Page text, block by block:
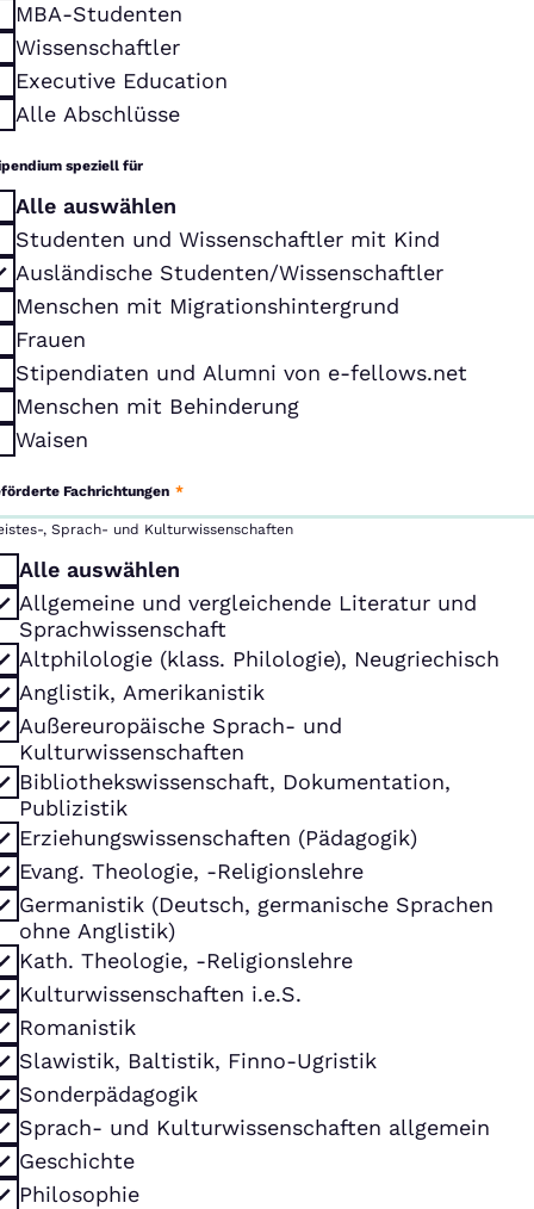
MBA-Studenten
Wissenschaftler
Executive Education
Alle Abschlüsse
speziell für
Alle auswählen
Studenten und Wissenschaftler mit Kind
Ausländische Studenten/Wissenschaftler
Menschen mit Migrationshintergrund
Frauen
Stipendiaten und Alumni von e-fellows.net
Menschen mit Behinderung
Waisen
Fachrichtungen *
, Sprach- und Kulturwissenschaften
Alle auswählen
Allgemeine und vergleichende Literatur und
Sprachwissenschaft
Altphilologie (klass. Philologie), Neugriechisch
Anglistik, Amerikanistik
Außereuropäische Sprach- und
Kulturwissenschaften
Bibliothekswissenschaft, Dokumentation,
Publizistik
Erziehungswissenschaften (Pädagogik)
Evang. Theologie, -Religionslehre
Germanistik (Deutsch, germanische Sprachen
ohne Anglistik)
Kath. Theologie, -Religionslehre
Kulturwissenschaften i.e.S.
Romanistik
Slawistik, Baltistik, Finno-Ugristik
Sonderpädagogik
Sprach- und Kulturwissenschaften allgemein
Geschichte
Philosophie